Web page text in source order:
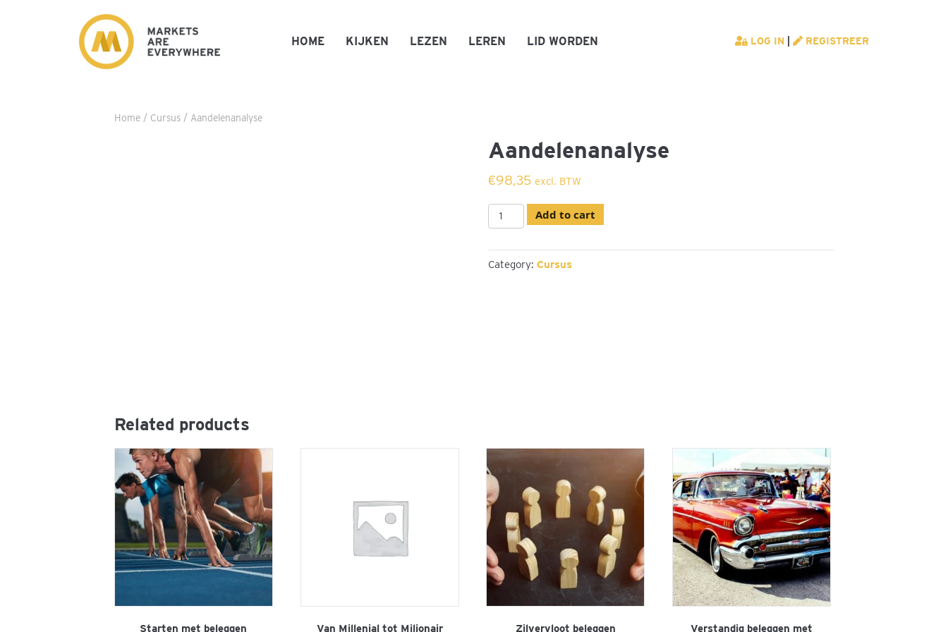
HOME KIJKEN LEZEN LEREN LID WORDEN LOG IN| REGISTREER
Home / Cursus / Aandelenanalyse
Aandelenanalyse
€98,35 excl. BTW
Aandelenanalyse
quantity
Add to cart
Category:Cursus
Related products
Starten met beleggen Van Millenial tot Miljonair Zilvervloot beleggen Verstandig beleggen met